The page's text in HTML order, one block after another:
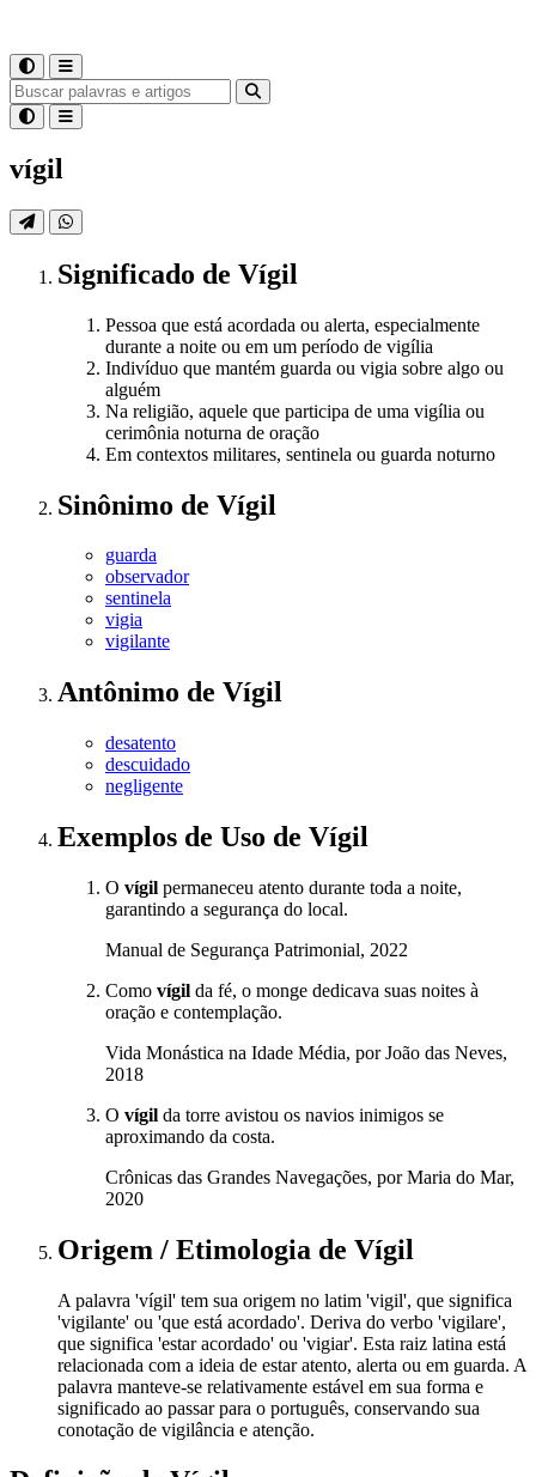
vígil
Significado de Vígil
Pessoa que está acordada ou alerta, especialmente
durante a noite ou em um período de vigília
Indivíduo que mantém guarda ou vigia sobre algo ou
alguém
Na religião, aquele que participa de uma vigília ou
cerimônia noturna de oração
Em contextos militares, sentinela ou guarda noturno
Sinônimo de Vígil
guarda
observador
sentinela
vigia
vigilante
Antônimo de Vígil
desatento
descuidado
negligente
Exemplos de Uso de Vígil
O vígil permaneceu atento durante toda a noite,
garantindo a segurança do local.
Manual de Segurança Patrimonial, 2022
Como vígil da fé, o monge dedicava suas noites à
oração e contemplação.
Vida Monástica na Idade Média, por João das Neves,
2018
O vígil da torre avistou os navios inimigos se
aproximando da costa.
Crônicas das Grandes Navegações, por Maria do Mar,
2020
Origem / Etimologia de Vígil
A palavra 'vígil' tem sua origem no latim 'vigil', que significa
'vigilante' ou 'que está acordado'. Deriva do verbo 'vigilare',
que significa 'estar acordado' ou 'vigiar'. Esta raiz latina está
relacionada com a ideia de estar atento, alerta ou em guarda. A
palavra manteve-se relativamente estável em sua forma e
significado ao passar para o português, conservando sua
conotação de vigilância e atenção.